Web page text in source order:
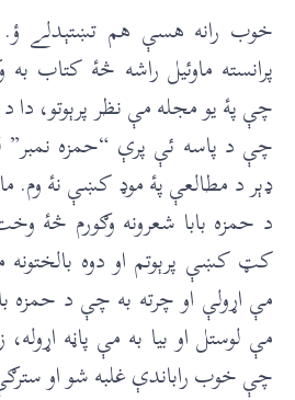
خوب رانه هسې هم تښتېدلے ؤ.
پرانسته ماوئيل راشه څۀ کتاب به
چې پۀ يو مجله مې نظر پرېوتو، دا
چې د پاسه ئې پرې “حمزه
ډېر د مطالعې پۀ موډ کښې نۀ
د حمزه بابا شعرونه وګورم څۀ
کټ کښې پرېوتم او دوه
مې اړولې او چرته به چې د حمزه
مې لوستل او بيا به مې پاڼه
چې خوب راباندې غلبه شو او